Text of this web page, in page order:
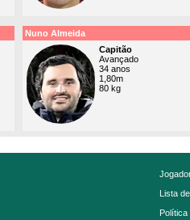
Nuno Almeida
Capitão
Avançado
34 anos
1,80m
80 kg
Lista
Política